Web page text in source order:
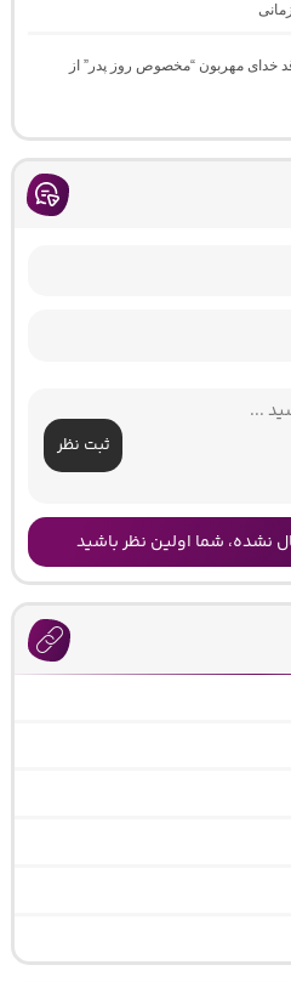
خدای مهربون “مخصوص روز پدر” از
ثبت نظر
نشده، شما اولین نظر باشید